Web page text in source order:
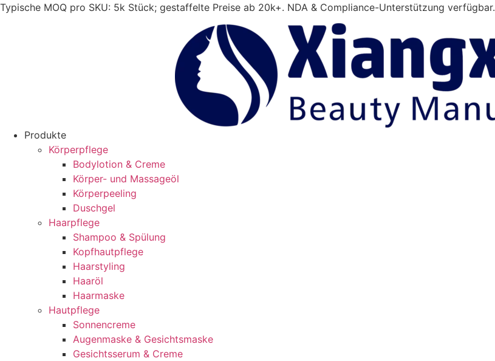
Zum
Typische MOQ pro SKU: 5k Stück; gestaffelte Preise ab 20k+. NDA & Compliance-Unterstützung verfügbar.
Produkte
Körperpflege
Bodylotion & Creme
Körper- und Massageöl
Körperpeeling
Duschgel
Haarpflege
Shampoo & Spülung
Kopfhautpflege
Haarstyling
Haaröl
Haarmaske
Hautpflege
Sonnencreme
Augenmaske & Gesichtsmaske
Gesichtsserum & Creme